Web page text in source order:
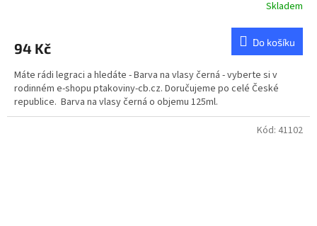
Skladem
94 Kč Do košíku
Máte rádi legraci a hledáte - Barva na vlasy černá - vyberte si v
rodinném e-shopu ptakoviny-cb.cz. Doručujeme po celé České
republice. Barva na vlasy černá o objemu 125ml.
Kód: 41102